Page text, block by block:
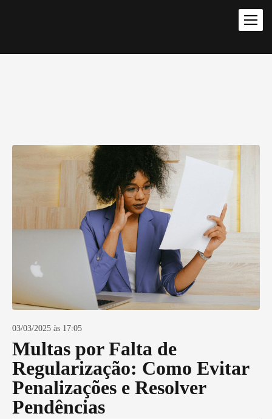
03/03/2025 às 17:05
Multas por Falta de
Regularização: Como Evitar
Penalizações e Resolver
Pendências